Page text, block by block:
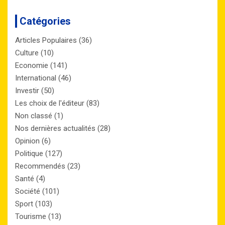
Catégories
Articles Populaires (36)
Culture (10)
Economie (141)
International (46)
Investir (50)
Les choix de l'éditeur (83)
Non classé (1)
Nos dernières actualités (28)
Opinion (6)
Politique (127)
Recommendés (23)
Santé (4)
Société (101)
Sport (103)
Tourisme (13)